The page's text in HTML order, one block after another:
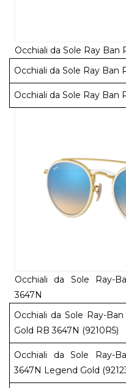
Occhiali da Sole Ray Ban
Occhiali da Sole Ray Ban
Occhiali da Sole Ray Ban
Occhiali da Sole Ray-
3647N
Occhiali da Sole Ray-
Gold RB 3647N (9210R5)
Occhiali da Sole Ray-
3647N Legend Gold